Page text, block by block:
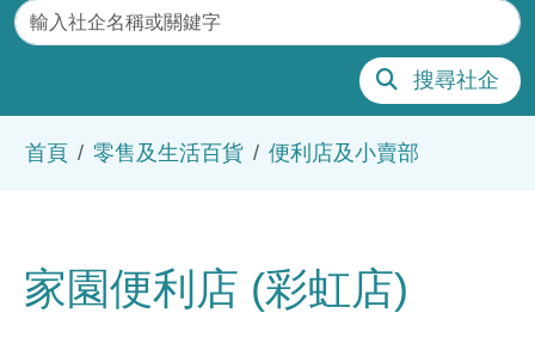
關鍵字
搜尋社企
首頁 零售及生活百貨 便利店及小賣部
家園便利店 (彩虹店)